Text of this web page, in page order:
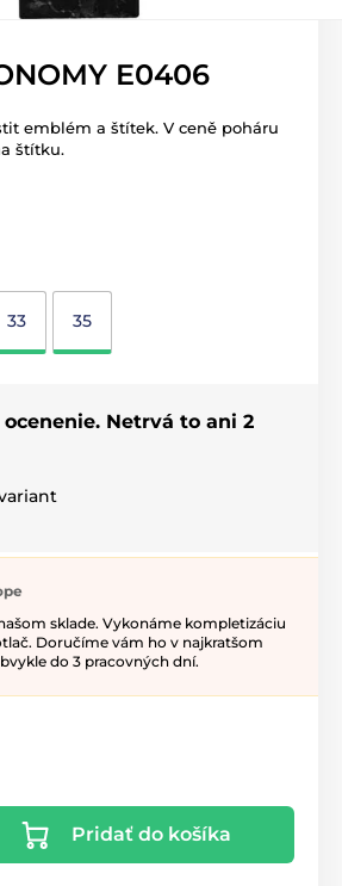
E0406
emblém a štítek. V ceně poháru
štítku.
33 35
Netrvá to ani 2
sklade. Vykonáme kompletizáciu
Doručíme vám ho v najkratšom
do 3 pracovných dní.
Pridať do košíka